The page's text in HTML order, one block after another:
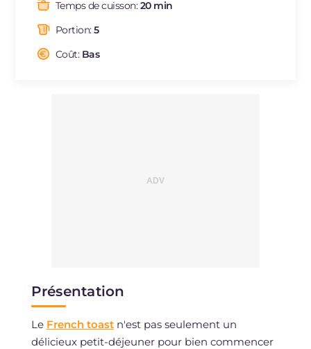
NL
Temps de cuisson:20 min
Portion:5
Coût: Bas
Présentation
Le French toastn'est pas seulement un
délicieux petit-déjeuner pour bien commencer